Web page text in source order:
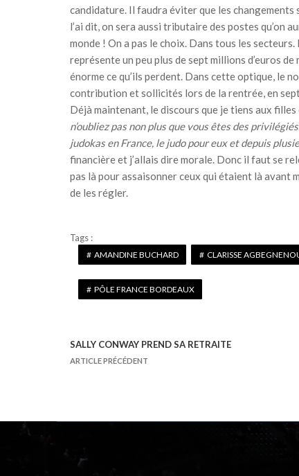
candidature. Il faudra éviter que les changements
l’ai dit, on sera aussi tributaire des postes qu’on
monde ! On a pas le choix. Dans tous les secteurs.
représente un peu plus de sept millions d’euros
énorme ce qu’ils perdent. Dans cette optique, le
contribution et sollicités lors de la rentrée, en
Déjà maintenant, le discours que je tiens aux filles
n’oubliez pas non plus que vous êtes des
judokas en France, le judo pour eux et depuis
financière et j’allais dire morale. Donc il faut se
pas là pour assaisonner ceux qui étaient là avant
de les régler.
Tags :
AMANDINE BUCHARD CLARISSE
PÔLE FRANCE BORDEAUX
N
i
SALLY CONWAY PREND SA RETRAITE
ARTICLE PRÉCÉDENT